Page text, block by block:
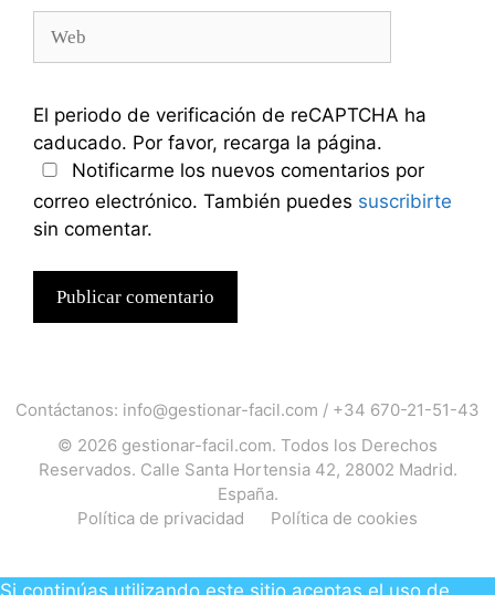
El periodo de verificación de reCAPTCHA ha
caducado. Por favor, recarga la página.
Notificarme los nuevos comentarios por
correo electrónico. También puedes suscribirte
sin comentar.
Contáctanos: info@gestionar-facil.com / +34 670-21-51-43
© 2026 gestionar-facil.com. Todos los Derechos
Reservados. Calle Santa Hortensia 42, 28002 Madrid.
España.
Política de privacidad
Política de cookies